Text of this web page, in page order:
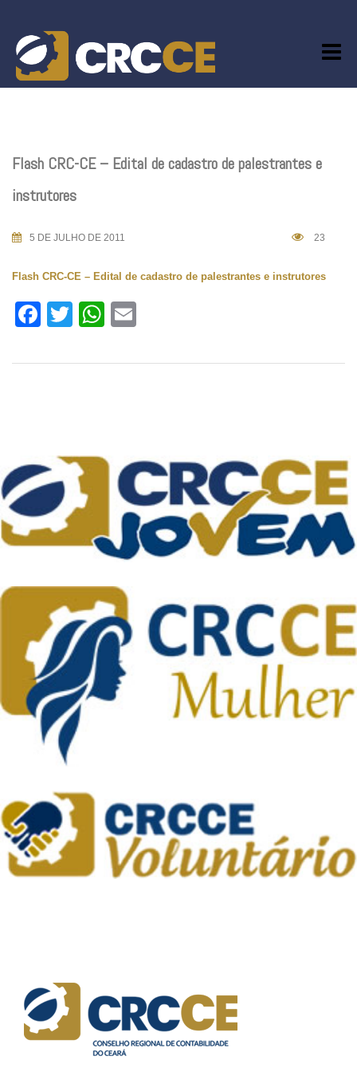
content
Flash CRC-CE – Edital de cadastro de palestrantes e
instrutores
5 DE JULHO DE 2011 23
Flash CRC-CE – Edital de cadastro de palestrantes e instrutores
Facebook
TwitterWhatsApp